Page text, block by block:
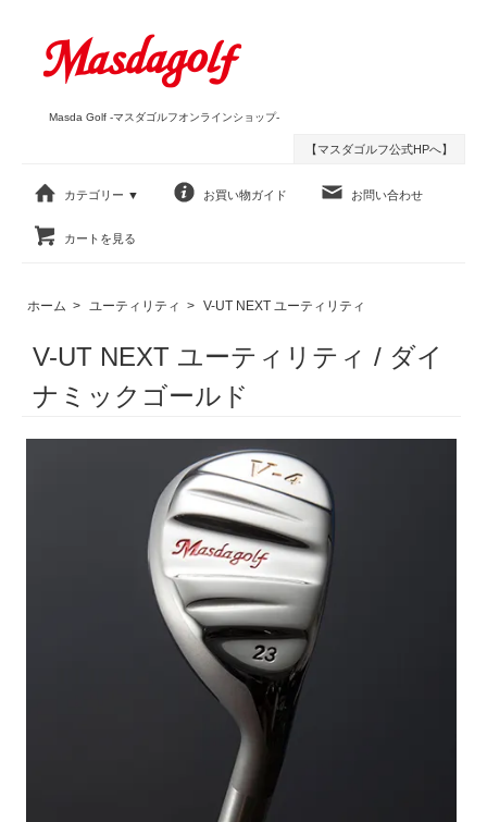
Masda Golf -マスダゴルフオンラインショップ-
カテゴリー ▼ お買い物ガイド お問い合わせ
カートを見る
【マスダゴルフ公式HPへ】
ホーム > ユーティリティ > V-UT NEXT ユーティリティ
V-UT NEXT ユーティリティ / ダイ
ナミックゴールド